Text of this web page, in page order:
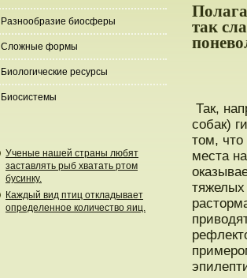
Разнообразие биосферы
Сложные формы
Биологические ресурсы
Биосистемы
Ученые нашей страны любят
заставлять рыб хватать ртом
бусинку.
Каждый вид птиц откладывает
определенное количество яиц.
так
Так,
собак)
тοм, чтο
места